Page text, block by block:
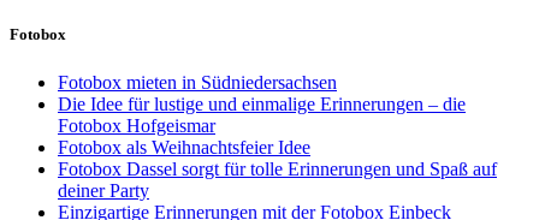
Fotobox
Fotobox mieten in Südniedersachsen
Die Idee für lustige und einmalige Erinnerungen – die
Fotobox Hofgeismar
Fotobox als Weihnachtsfeier Idee
Fotobox Dassel sorgt für tolle Erinnerungen und Spaß auf
deiner Party
Einzigartige Erinnerungen mit der Fotobox Einbeck